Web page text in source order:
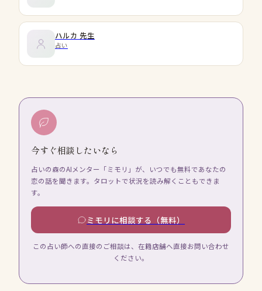
ハルカ 先生
占い
今すぐ相談したいなら
占いの森のAIメンター「ミモリ」が、いつでも無料であなたの
恋の話を聞きます。タロットで状況を読み解くこともできま
す。
ミモリに相談する（無料）
この占い師への直接のご相談は、在籍店舗へ直接お問い合わせ
ください。